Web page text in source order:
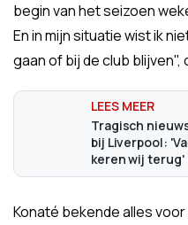
begin van het seizoen
En in mijn situatie wist ik
gaan of bij de club blijven",
Tragisch
bij Liverpool:
keren wij terug'
Konaté bekende alles